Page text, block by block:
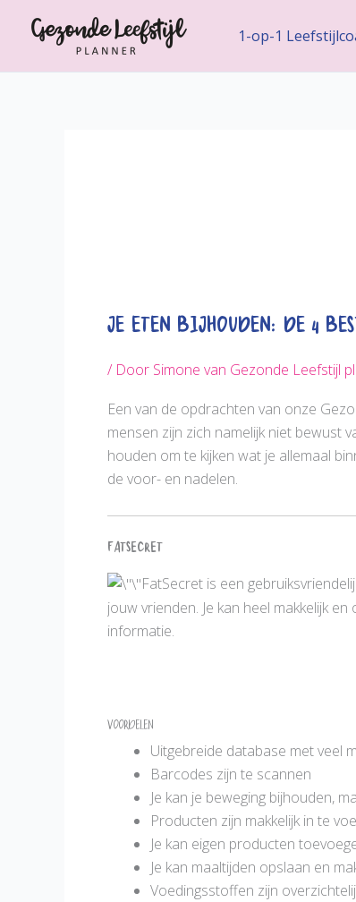
1-op-1
Je eten bijhouden: De 4
/ Door Simone van Gezonde Leefstijl
Een van de opdrachten van onze
mensen zijn zich namelijk niet bewust
houden om te kijken wat je allemaal
de voor- en nadelen.
FatSecret
FatSecret is een
jouw vrienden. Je kan heel makkelijk
informatie.
Voordelen
Uitgebreide database met veel
Barcodes zijn te scannen
Je kan je beweging bijhouden,
Producten zijn makkelijk in te
Je kan eigen producten
Je kan maaltijden opslaan en
Voedingsstoffen zijn